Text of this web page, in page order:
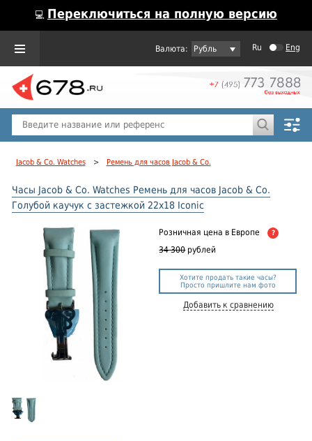
💻 Переключиться на полную версию
Рубль Ru Eng
Jacob & Co. Watches > Ремень для часов Jacob & Co.
Часы Jacob & Co. Watches Ремень для часов Jacob & Co.
Голубой каучук с застежкой 22x18 Iconic
Розничная цена в Европе ?
34 300 рублей
Хотите продать такие часы?
Просто пришлите нам фото
Добавить к сравнению